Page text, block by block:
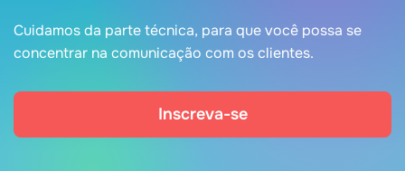
Cuidamos da parte técnica, para que você possa se
concentrar na comunicação com os clientes.
Inscreva-se